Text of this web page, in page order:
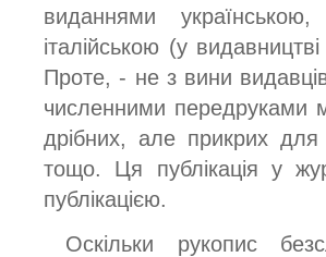
виданнями
італійською (у
Проте, - не з вини
численними передруками
дрібних, але прикрих
тощо. Ця публікація у
публікацією.
Оскільки рукопис